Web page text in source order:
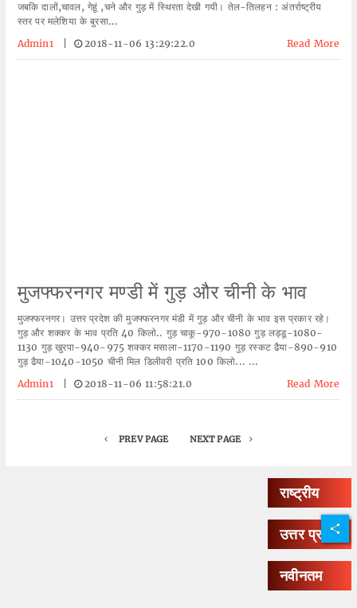
जबकि दालों,चावल, गेहूं ,चने और गुड़ में स्थिरता देखी गयी। तेल-तिलहन : अंतर्राष्ट्रीय
स्तर पर मलेशिया के बुरसा...
Admin1
2018-11-06 13:29:22.0 Read More
मुजफ्फरनगर मण्डी में गुड़ और चीनी के भाव
मुजफ्फरनगर। उत्तर प्रदेश की मुजफ्फरनगर मंडी में गुड़ और चीनी के भाव इस प्रकार रहे।
गुड़ और शक्कर के भाव प्रति 40 किलाे.. गुड़ चाकू-970-1080 गुड़ लड्डू-1080-
1130 गुड़ खुरपा-940-975 शक्कर मसाला-1170-1190 गुड़ रस्कट ढैया-890-910
गुड़ ढैया-1040-1050 चीनी मिल डिलीवरी प्रति 100 किलो... ...
Admin1
2018-11-06 11:58:21.0 Read More
PREV PAGE NEXT PAGE
राष्ट्रीय
उत्तर प्रदेश
नवीनतम